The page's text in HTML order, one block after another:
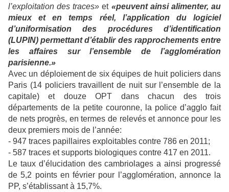
l’exploitation des traces» et «peuvent ainsi alimenter, au
mieux et en temps réel, l’application du logiciel
d’uniformisation des procédures d’identification
(LUPIN) permettant d’établir des rapprochements entre
les affaires sur l’ensemble de l’agglomération
parisienne.»
Avec un déploiement de six équipes de huit policiers dans
Paris (14 policiers travaillent de nuit sur l’ensemble de la
capitale) et douze OPT dans chacun des trois
départements de la petite couronne, la police d’agglo fait
de nets progrès, en termes de relevés et annonce pour les
deux premiers mois de l’année:
- 947 traces papillaires exploitables contre 786 en 2011;
- 587 traces et supports biologiques contre 417 en 2011.
Le taux d’élucidation des cambriolages a ainsi progressé
de 5,2 points en février pour l’agglomération, annonce la
PP, s’établissant à 15,7%.